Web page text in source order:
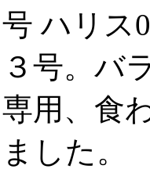
号 ハリス
３号。バ
専用、食
ました。